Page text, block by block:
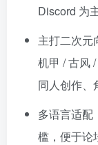
Discord 为
主打二次元
机甲 / 古风
同人创作、
多语言适配
槛，便于论